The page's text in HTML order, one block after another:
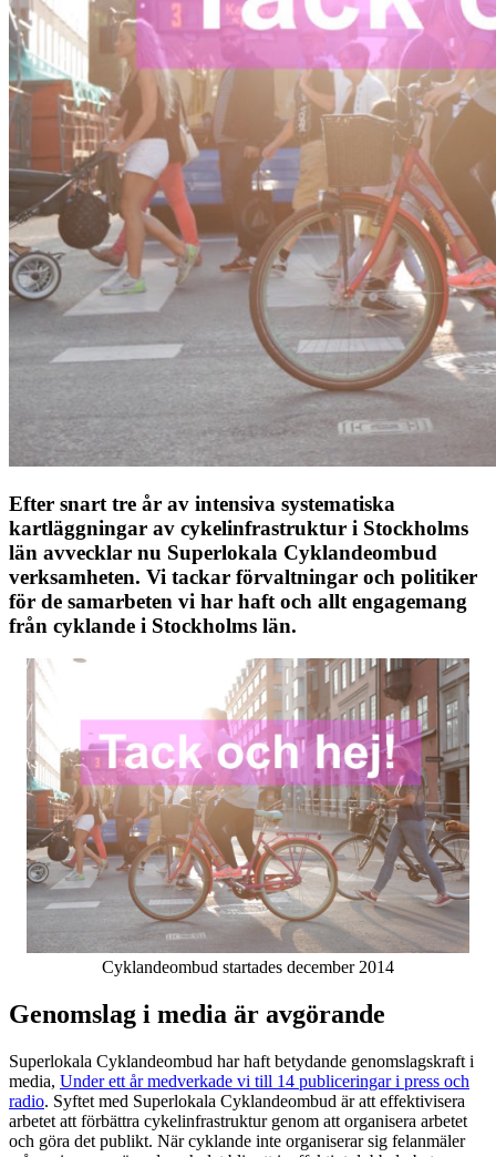
Efter snart tre år av intensiva systematiska
kartläggningar av cykelinfrastruktur i Stockholms
län avvecklar nu Superlokala Cyklandeombud
verksamheten. Vi tackar förvaltningar och politiker
för de samarbeten vi har haft och allt engagemang
från cyklande i Stockholms län.
Cyklandeombud startades december 2014
Genomslag i media är avgörande
Superlokala Cyklandeombud har haft betydande genomslagskraft i
media, Under ett år medverkade vi till 14 publiceringar i press och
radio. Syftet med Superlokala Cyklandeombud är att effektivisera
arbetet att förbättra cykelinfrastruktur genom att organisera arbetet
och göra det publikt. När cyklande inte organiserar sig felanmäler